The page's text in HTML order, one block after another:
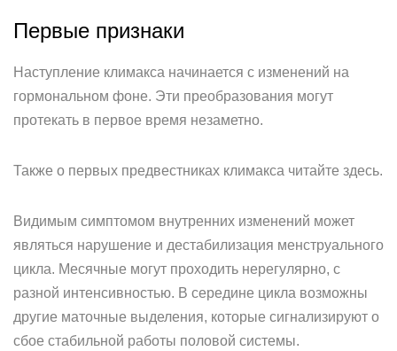
Первые признаки
Наступление климакса начинается с изменений на
гормональном фоне. Эти преобразования могут
протекать в первое время незаметно.
Также о первых предвестниках климакса читайте здесь.
Видимым симптомом внутренних изменений может
являться нарушение и дестабилизация менструального
цикла. Месячные могут проходить нерегулярно, с
разной интенсивностью. В середине цикла возможны
другие маточные выделения, которые сигнализируют о
сбое стабильной работы половой системы.